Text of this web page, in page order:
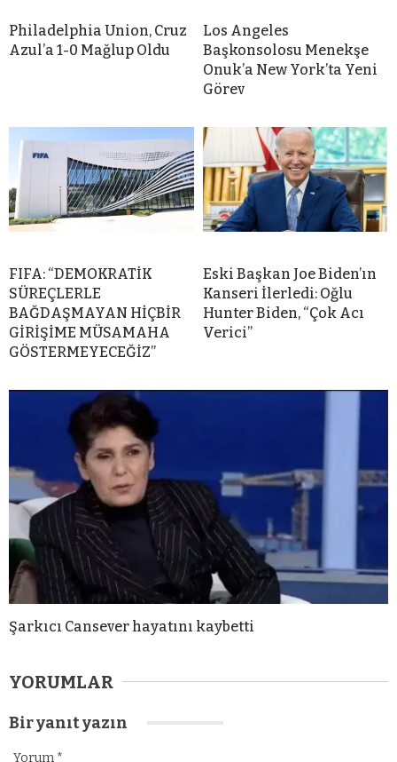
Philadelphia Union, Cruz
Azul’a 1-0 Mağlup Oldu
Los Angeles
Başkonsolosu Menekşe
Onuk’a New York’ta Yeni
Görev
FIFA: “DEMOKRATİK
SÜREÇLERLE
BAĞDAŞMAYAN HİÇBİR
GİRİŞİME MÜSAMAHA
GÖSTERMEYECEĞİZ”
Eski Başkan Joe Biden’ın
Kanseri İlerledi: Oğlu
Hunter Biden, “Çok Acı
Verici”
Şarkıcı Cansever hayatını kaybetti
YORUMLAR
Bir yanıt yazın
Yorum *